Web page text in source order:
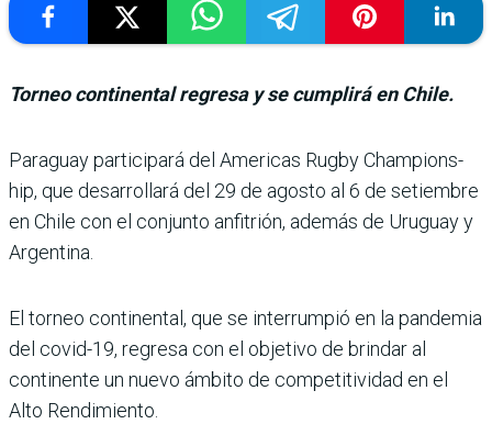
Torneo continental regresa y se cumplirá en Chile.
Paraguay participará del Americas Rugby Champions­
hip, que desarrollará del 29 de agosto al 6 de setiembre
en Chile con el conjunto anfi­trión, además de Uruguay y
Argentina.
El torneo continental, que se interrumpió en la pan­demia
del covid-19, regresa con el objetivo de brindar al
continente un nuevo ámbito de competitividad en el
Alto Rendimiento.